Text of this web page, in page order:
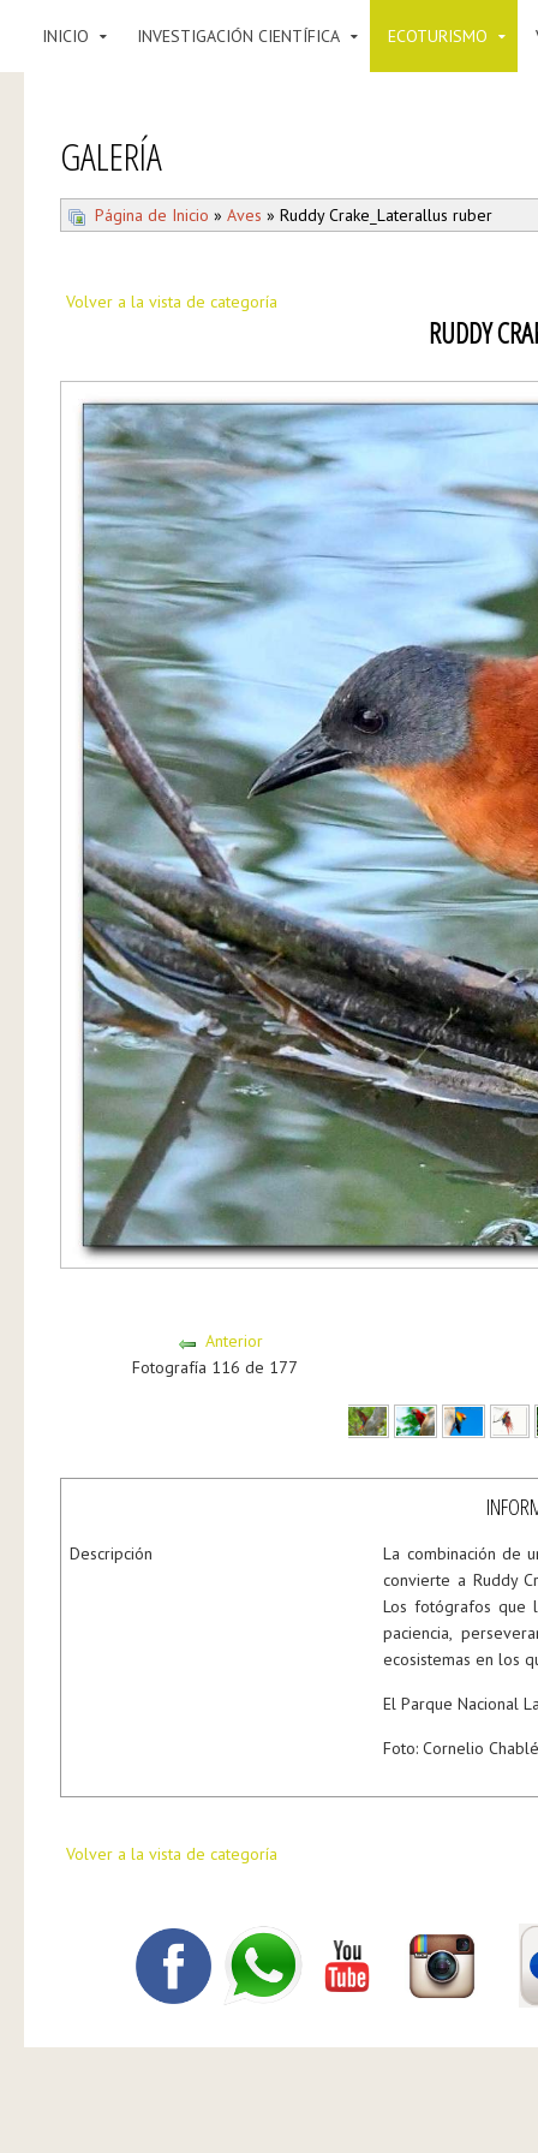
INICIO INVESTIGACIÓN CIENTÍFICA ECOTURISMO
GALERÍA
Página de Inicio » Aves » Ruddy Crake_Laterallus ruber
Volver a la vista de categoría
RUDDY
Anterior
Fotografía 116 de 177
Descripción
La combinación de
convierte a Ruddy
Los fotógrafos que
paciencia,
ecosistemas en los
El Parque Nacional
Foto: Cornelio
Volver a la vista de categoría